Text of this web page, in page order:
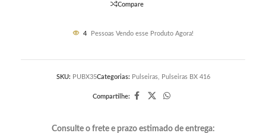
Compare
4 Pessoas Vendo esse Produto Agora!
SKU: PUBX35Categorias: Pulseiras, Pulseiras BX 416
Compartilhe:
Consulte o frete e prazo estimado de entrega: